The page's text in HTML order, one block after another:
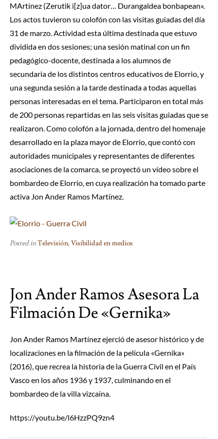
MArtínez (Zerutik i[z]ua dator… Durangaldea bonbapean».
Los actos tuvieron su colofón con las visitas guiadas del día
31 de marzo. Actividad esta última destinada que estuvo
dividida en dos sesiones; una sesión matinal con un fin
pedagógico-docente, destinada a los alumnos de
secundaria de los distintos centros educativos de Elorrio, y
una segunda sesión a la tarde destinada a todas aquellas
personas interesadas en el tema. Participaron en total más
de 200 personas repartidas en las seis visitas guiadas que se
realizaron. Como colofón a la jornada, dentro del homenaje
desarrollado en la plaza mayor de Elorrio, que contó con
autoridades municipales y representantes de diferentes
asociaciones de la comarca, se proyectó un vídeo sobre el
bombardeo de Elorrio, en cuya realización ha tomado parte
activa Jon Ander Ramos Martínez.
Posted inTelevisión,Visibilidad en medios
Jon Ander Ramos Asesora La
Filmación De «Gernika»
Jon Ander Ramos Martínez ejerció de asesor histórico y de
localizacionesen la filmación de la película «Gernika»
(2016), que recrea la historia de la Guerra Civil en el País
Vasco en los años 1936 y 1937, culminando en el
bombardeo de la villa vizcaína.
https://youtu.be/l6HzzPQ9zn4